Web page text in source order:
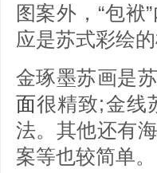
图案外，“包袱
应是苏式彩绘的
金琢墨苏画是
面很精致;金线
法。其他还有
案等也较简单。